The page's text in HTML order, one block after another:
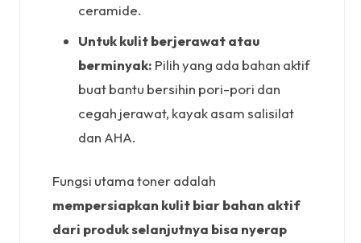
ceramide.
Untuk kulit berjerawat atau
berminyak: Pilih yang ada bahan aktif
buat bantu bersihin pori-pori dan
cegah jerawat, kayak asam salisilat
dan AHA.
Fungsi utama toner adalah
mempersiapkan kulit biar bahan aktif
dari produk selanjutnya bisa nyerap